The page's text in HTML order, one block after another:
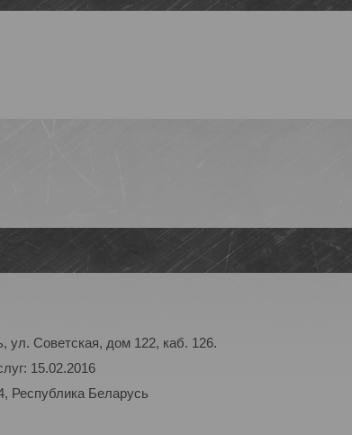
ул. Советская, дом 122, каб. 126.
15.02.2016
Республика Беларусь